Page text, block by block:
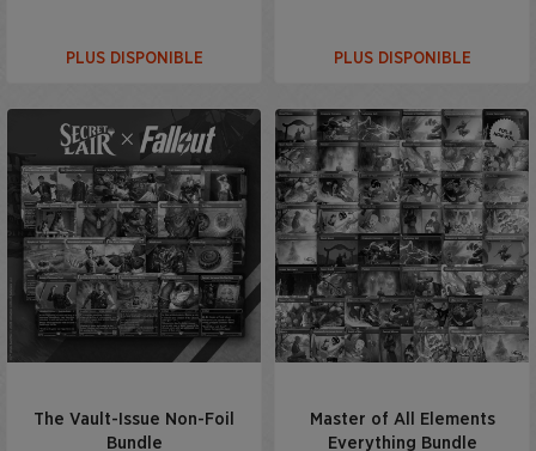
PLUS DISPONIBLE PLUS DISPONIBLE
The Vault-Issue Non-Foil
Bundle
Master of All Elements
Everything Bundle